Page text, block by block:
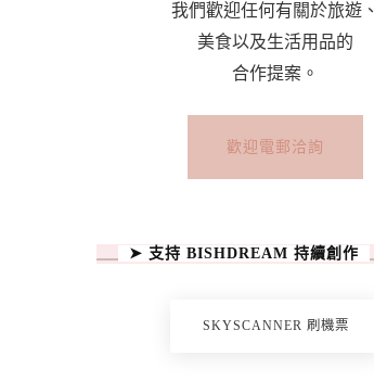
我們歡迎任何有關於旅遊、
美食以及生活用品的
合作提案。
歡迎電郵洽詢
➤ 支持 BISHDREAM 持續創作
SKYSCANNER 刷機票